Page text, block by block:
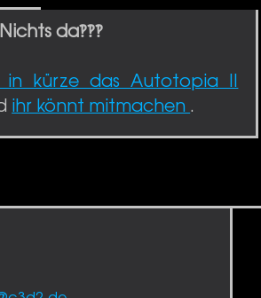
da‽‽‽
in kürze das Autotopia II
ihr könnt mitmachen .